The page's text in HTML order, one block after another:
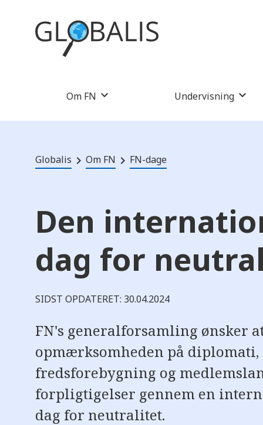
Om FN Undervisning
Globalis Om FN FN-dage
Den
dag for
SIDST OPDATERET: 30.04.2024
FN's generalforsamling ønsker
opmærksomheden på diplomati,
fredsforebygning og
forpligtigelser gennem en
dag for neutralitet.